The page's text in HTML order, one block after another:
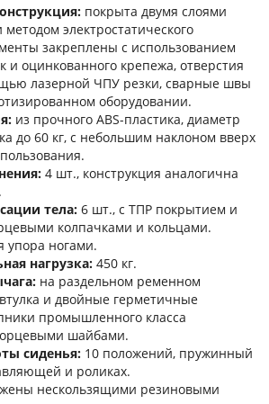
покрыта двумя слоями
электростатического
закреплены с использованием
и оцинкованного крепежа, отверстия
лазерной ЧПУ резки, сварные швы
оборудовании.
из прочного ABS-пластика, диаметр
до 60 кг, с небольшим наклоном вверх
4 шт., конструкция аналогична
тела: 6 шт., с ТПР покрытием и
колпачками и кольцами.
упора ногами.
нагрузка: 450 кг.
на раздельном ременном
и двойные герметичные
промышленного класса
шайбами.
сиденья: 10 положений, пружинный
и роликах.
нескользящими резиновыми